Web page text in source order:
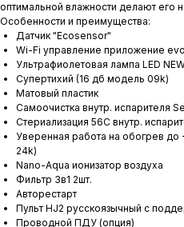
оптимальной влажности делают
Особенности и преимущества:
Датчик "Ecosensor"
Wi-Fi управление приложение evo
Ультрафиолетовая лампа LED
Супертихий (16 дб модель 09k)
Матовый пластик
Самоочистка внутр. испарителя
Стериализация 56С внутр.
Уверенная работа на обогрев
24k)
Nano-Aqua ионизатор воздуха
Фильтр 3в1 2шт.
Авторестарт
Пульт HJ2 русскоязычный с
Проводной ПДУ (опция)